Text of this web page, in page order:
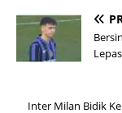
Inter Milan Bidik